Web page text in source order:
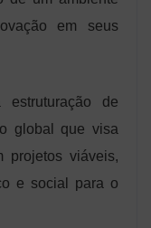
em seus
estruturação de
global que visa
projetos viáveis,
e social para o